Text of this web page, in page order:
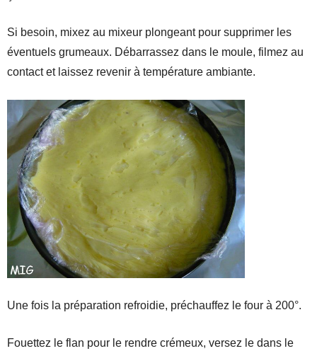
Si besoin, mixez au mixeur plongeant pour supprimer les
éventuels grumeaux. Débarrassez dans le moule, filmez au
contact et laissez revenir à température ambiante.
Une fois la préparation refroidie, préchauffez le four à 200°.
Fouettez le flan pour le rendre crémeux, versez le dans le